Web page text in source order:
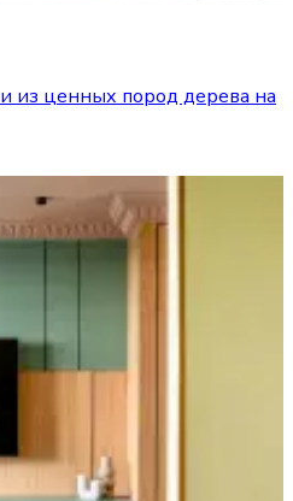
из ценных пород дерева на